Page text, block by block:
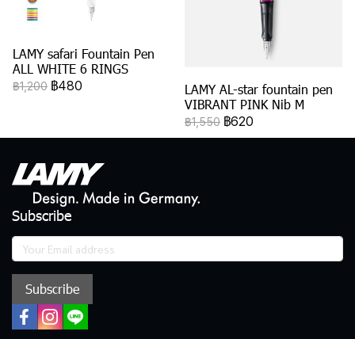
LAMY safari Fountain Pen
ALL WHITE 6 RINGS
฿1,200 ฿480
LAMY AL-star fountain pen
VIBRANT PINK Nib M
฿1,550 ฿620
Subscribe
Subscribe